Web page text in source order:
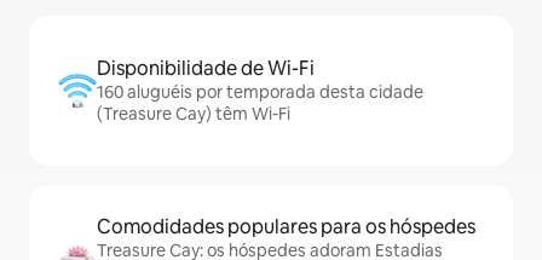
Disponibilidade de Wi-Fi
160 aluguéis por temporada desta cidade
(Treasure Cay) têm Wi-Fi
Comodidades populares para os hóspedes
Treasure Cay: os hóspedes adoram Estadias